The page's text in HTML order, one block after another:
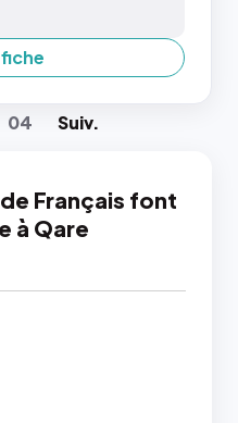
04 Suiv.
Français font
à Qare